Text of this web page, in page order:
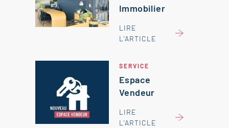
Immobilier
LIRE
L'ARTICLE
SERVICE
Espace
Vendeur
LIRE
L'ARTICLE